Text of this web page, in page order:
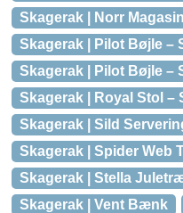
Skagerak | Norr
Skagerak | Pilot Bøjle –
Skagerak | Pilot Bøjle –
Skagerak | Royal Stol –
Skagerak | Sild
Skagerak | Spider Web
Skagerak | Stella
Skagerak | Vent Bænk